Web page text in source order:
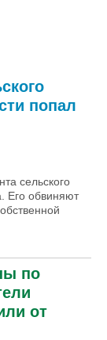
попал
сельского
Его обвиняют
по
от